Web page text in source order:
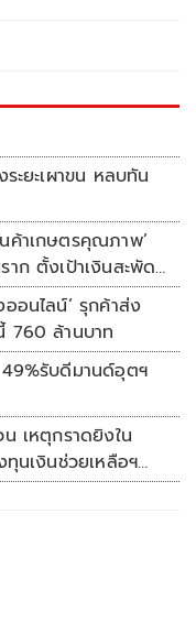
ะยะเผาขน หลบทัน
ค้าเกษตรคุณภาพ’
าก ตั้งเป้าเงินสะพัด
อนไลน์’ รุกค้าส่ง
760 ล้านบาท
49%รับดีมานด์อุตฯ
เหตุกราดยิงใน
ทุนเงินช่วยเหลือฯ